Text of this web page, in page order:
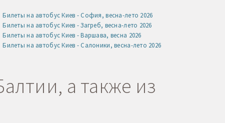
Билеты на автобус Киев - София, весна-лето 2026
Билеты на автобус Киев - Загреб, весна-лето 2026
Билеты на автобус Киев - Варшава, весна 2026
Билеты на автобус Киев - Салоники, весна-лето 2026
а также из